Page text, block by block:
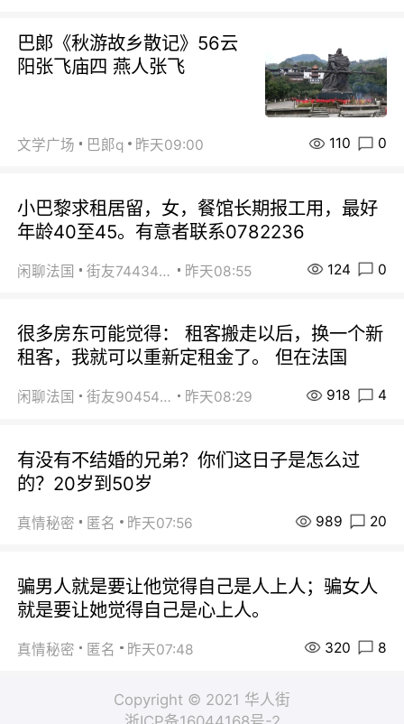
巴郞《秋游故乡散记》56云
阳张飞庙四 燕人张飞
文学广场 巴郞q 昨天09:00 110 0
小巴黎求租居留，女，餐馆长期报工用，最好
年龄40至45。有意者联系0782236
闲聊法国 街友74434350 昨天08:55 124 0
很多房东可能觉得： 租客搬走以后，换一个新
租客，我就可以重新定租金了。 但在法国
闲聊法国 街友90454511 昨天08:29 918 4
有没有不结婚的兄弟？你们这日子是怎么过
的？20岁到50岁
真情秘密 匿名 昨天07:56 989 20
骗男人就是要让他觉得自己是人上人；骗女人
就是要让她觉得自己是心上人。
真情秘密 匿名 昨天07:48 320 8
Copyright © 2021 华人街